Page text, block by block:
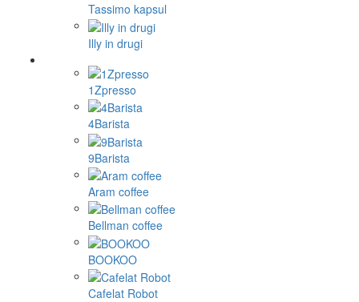
Tassimo kapsul
Illy in drugi
1Zpresso
4Barista
9Barista
Aram coffee
Bellman coffee
BOOKOO
Cafelat Robot